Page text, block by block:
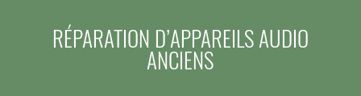
RÉPARATION D’APPAREILS AUDIO
ANCIENS